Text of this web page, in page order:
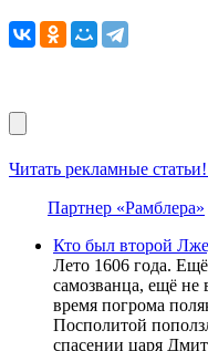
Читать рекламные
Партнер «Рамблера»
Кто был второй
Лето 1606 года. Ещё
самозванца, ещё не
время погрома
Посполитой
спасении царя